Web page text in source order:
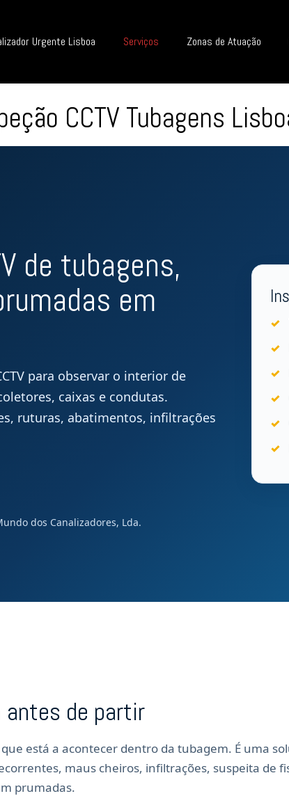
Urgente Lisboa Serviços Zonas de Atuação
CCTV Tubagens
de tubagens,
em
para observar o interior de
caixas e condutas.
ruturas, abatimentos, infiltrações
dos Canalizadores, Lda.
antes de partir
está a acontecer dentro da tubagem. É uma
maus cheiros, infiltrações, suspeita de
prumadas.